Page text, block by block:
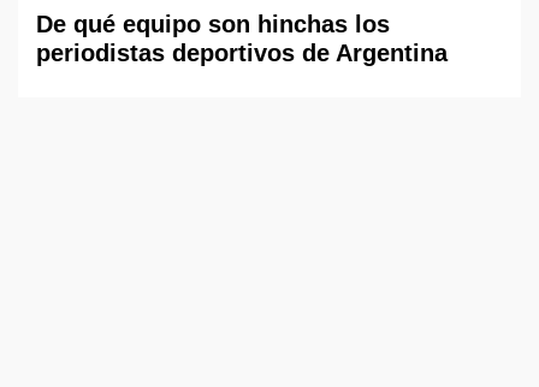
De qué equipo son hinchas los
periodistas deportivos de Argentina